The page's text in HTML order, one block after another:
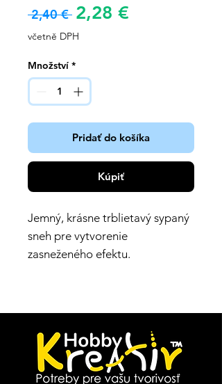
2,40 € Běžná
cena
2,28 €
včetně DPH
Množství *
Pridať do košíka
Kúpiť
Jemný, krásne trblietavý sypaný
sneh pre vytvorenie
zasneženého efektu.